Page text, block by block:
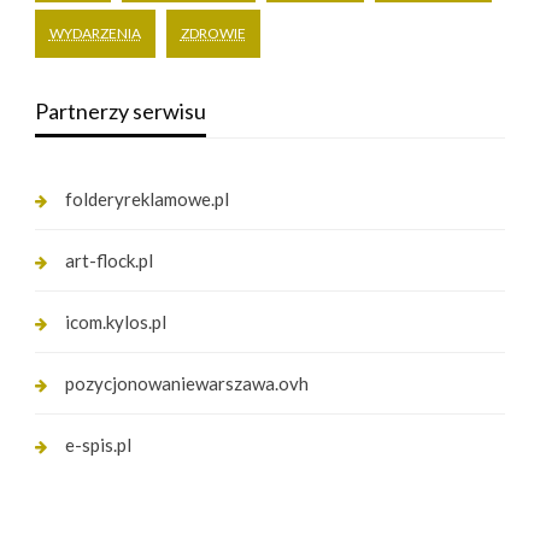
WYDARZENIA ZDROWIE
Partnerzy serwisu
folderyreklamowe.pl
art-flock.pl
icom.kylos.pl
pozycjonowaniewarszawa.ovh
e-spis.pl